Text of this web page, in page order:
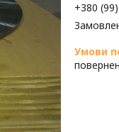
+380